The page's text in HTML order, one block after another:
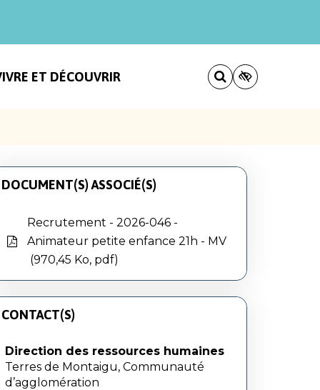
ET DÉCOUVRIR
DOCUMENT(S) ASSOCIÉ(S)
Recrutement - 2026-046 -
Animateur petite enfance 21h - MV
970,45 Ko, pdf
CONTACT(S)
Direction des ressources humaines
Terres de Montaigu, Communauté
d’agglomération